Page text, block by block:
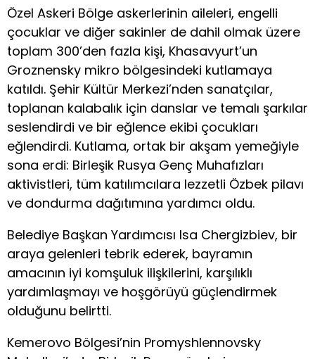
Özel Askeri Bölge askerlerinin aileleri, engelli
çocuklar ve diğer sakinler de dahil olmak üzere
toplam 300’den fazla kişi, Khasavyurt’un
Groznensky mikro bölgesindeki kutlamaya
katıldı. Şehir Kültür Merkezi’nden sanatçılar,
toplanan kalabalık için danslar ve temalı şarkılar
seslendirdi ve bir eğlence ekibi çocukları
eğlendirdi. Kutlama, ortak bir akşam yemeğiyle
sona erdi: Birleşik Rusya Genç Muhafızları
aktivistleri, tüm katılımcılara lezzetli Özbek pilavı
ve dondurma dağıtımına yardımcı oldu.
Belediye Başkan Yardımcısı Isa Chergizbiev, bir
araya gelenleri tebrik ederek, bayramın
amacının iyi komşuluk ilişkilerini, karşılıklı
yardımlaşmayı ve hoşgörüyü güçlendirmek
olduğunu belirtti.
Kemerovo Bölgesi’nin Promyshlennovsky